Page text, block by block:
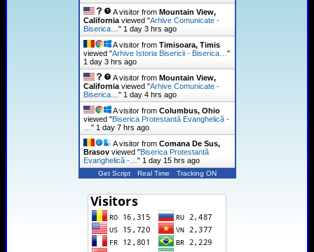
A visitor from Mountain View,
Californiaviewed "Arhive Comunicate -
Biserica… " 1 day 3 hrs ago
A visitor from Timisoara, Timis
viewed "Arhive Istoria Bisericii - Biserica… "
1 day 3 hrs ago
A visitor from Mountain View,
Californiaviewed "Arhive Comunicate -
Biserica… " 1 day 4 hrs ago
A visitor from Columbus, Ohio
viewed "Biserica Protestantă Evanghelică -
" 1 day 7 hrs ago
A visitor from Comana De Sus,
Brasovviewed "Biserica Protestantă
Evanghelică -… " 1 day 15 hrs ago
Get Script Real Time Tracking ON